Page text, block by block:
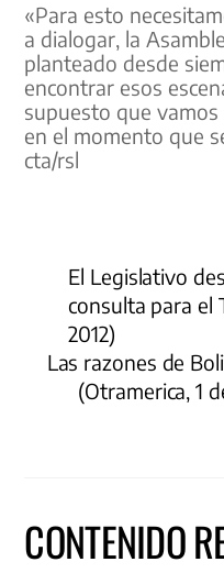
«Para esto
a dialogar, la
planteado desde
encontrar esos
supuesto que
en el momento que
cta/rsl
El Legislativo
consulta para el
2012)
Las razones de
(Otramerica, 1
CONTENIDO